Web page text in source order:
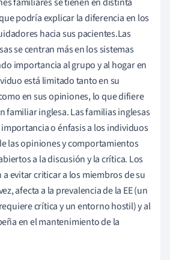
podría explicar la diferencia en los
hacia sus pacientes.Las
se centran más en los sistemas
importancia al grupo y al hogar en
está limitado tanto en su
en sus opiniones, lo que difiere
familiar inglesa. Las familias inglesas
o énfasis a los individuos
las opiniones y comportamientos
a la discusión y la crítica. Los
evitar criticar a los miembros de su
afecta a la prevalencia de la EE (un
crítica y un entorno hostil) y al
en el mantenimiento de la